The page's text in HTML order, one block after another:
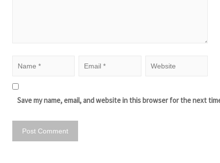
Save my name, email, and website in this browser for the next